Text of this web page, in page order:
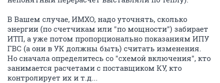
В Вашем случае, ИМХО, надо уточнять, сколько
энергии (по счетчикам или "по мощности") забирает
ИТП, а уже потом пропорционально показаниям ИПУ
ГВС (а они в УК должны быть) считать изменения.
Но сначала определитесь со "схемой включения", кто
занимается расчетами с поставщиком КУ, кто
контролирует их и т.д...